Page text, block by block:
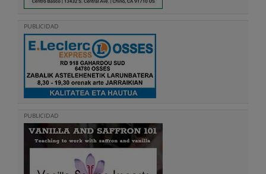
PUBLICIDAD
PUBLICIDAD